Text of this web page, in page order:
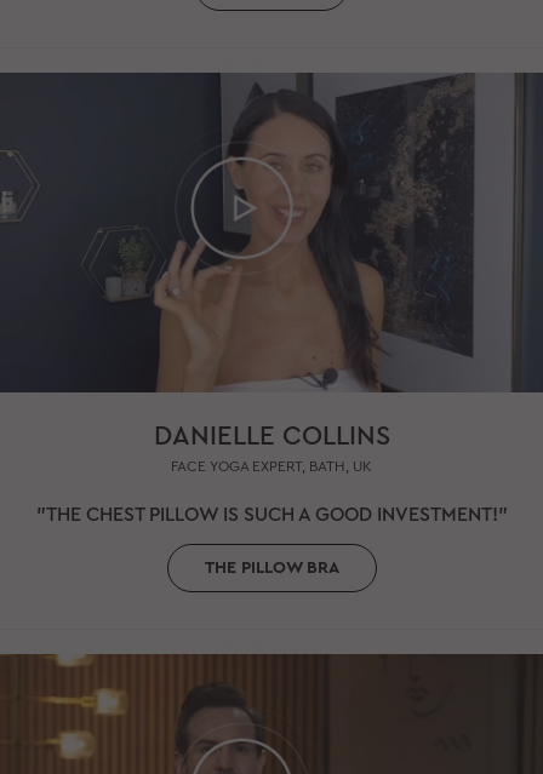
DANIELLE COLLINS
FACE YOGA EXPERT, BATH, UK
"THE CHEST PILLOW IS SUCH A GOOD INVESTMENT!"
THE PILLOW BRA